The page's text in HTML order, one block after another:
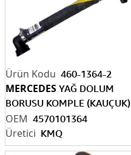
460-1364-2
4570101364
MERCEDES YAĞ DOLUM
BORUSU KOMPLE (KAUÇUK)
37 CM4570101364
KMQ